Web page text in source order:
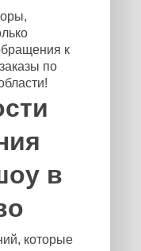
к
по
в
которые